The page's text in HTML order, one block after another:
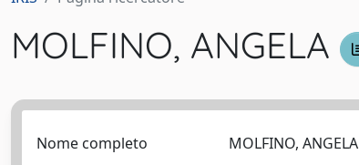
MOLFINO, ANGELA
Nome completo MOLFINO, ANGELA